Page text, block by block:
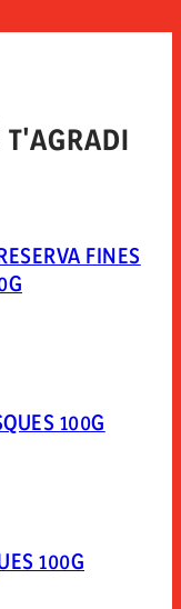
T'AGRADI
FINES
100G
100G